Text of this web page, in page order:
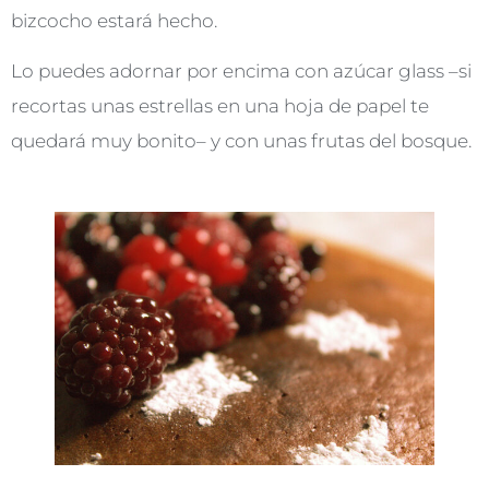
bizcocho estará hecho.
Lo puedes adornar por encima con azúcar glass –si
recortas unas estrellas en una hoja de papel te
quedará muy bonito– y con unas frutas del bosque.